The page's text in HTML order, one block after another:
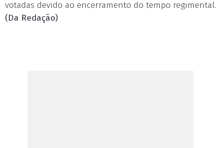
votadas devido ao encerramento do tempo regimental.
(Da Redação)